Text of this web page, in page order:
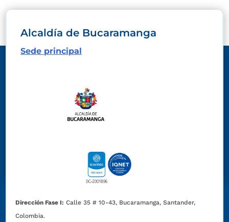
Alcaldía de Bucaramanga
Sede principal
Dirección Fase I: Calle 35 # 10-43, Bucaramanga, Santander,
Colombia.